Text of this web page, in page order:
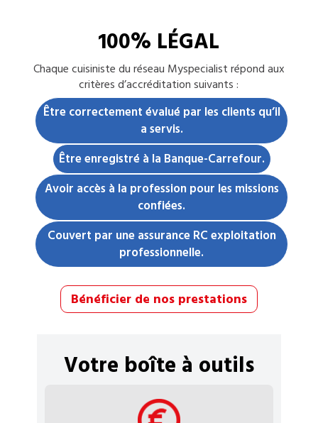
100% LÉGAL
Chaque cuisiniste du réseau Myspecialist répond aux
critères d’accréditation suivants :
Être correctement évalué par les clients qu’il
a servis.
Être enregistré à la Banque-Carrefour.
Avoir accès à la profession pour les missions
confiées.
Couvert par une assurance RC exploitation
professionnelle.
Bénéficier de nos prestations
Votre boîte à outils